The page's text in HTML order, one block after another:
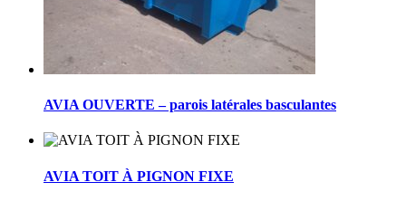
AVIA OUVERTE – parois latérales basculantes
AVIA TOIT À PIGNON FIXE